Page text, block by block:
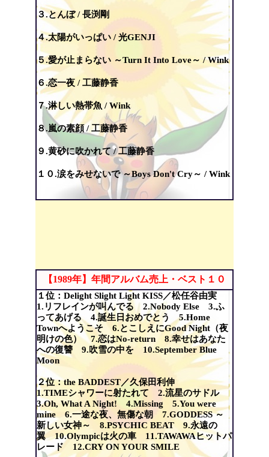
３.とんぼ / 長渕剛
４.太陽がいっぱい / 光GENJI
５.愛が止まらない ～Turn It Into Love～ / Wink
６.恋一夜 / 工藤静香
７.淋しい熱帯魚 / Wink
８.嵐の素顔 / 工藤静香
９.黄砂に吹かれて / 工藤静香
１０.涙をみせないで ～Boys Don't Cry～ / Wink
【1989年】年間アルバム売上・ベスト１０
１位：Delight Slight Light KISS／松任谷由実
1.リフレインが叫んでる 2.Nobody Else 3.ふ
ってあげる 4.誕生日おめでとう 5.Home
Townへようこそ 6.とこしえにGood Night（夜
明けの色） 7.恋はNo-return 8.幸せはあなた
への復讐 9.吹雪の中を 10.September Blue
Moon
２位：the BADDEST／久保田利伸
1.TIMEシャワーに射たれて 2.流星のサドル
3.Oh, What A Night! 4.Missing 5.You were
mine 6.一途な夜、無傷な朝 7.GODDESS ～
新しい女神～ 8.PSYCHIC BEAT 9.永遠の
翼 10.Olympicは火の車 11.TAWAWAヒットパ
レード 12.CRY ON YOUR SMILE